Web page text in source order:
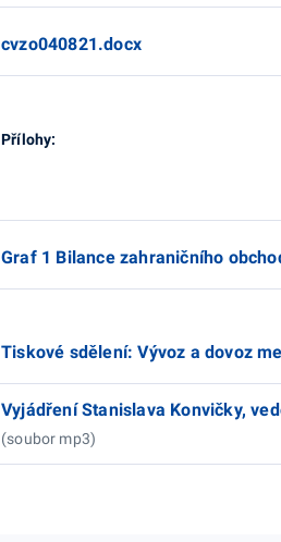
cvzo040821.docx
Přílohy:
Graf 1 Bilance zahraničního
Tiskové sdělení: Vývoz a dovoz
Vyjádření Stanislava Konvičky,
(soubor mp3)